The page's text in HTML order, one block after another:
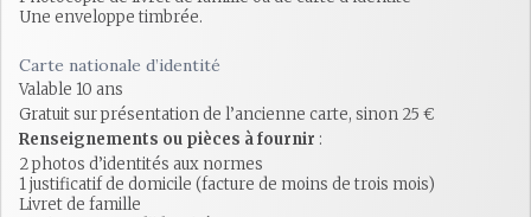
Une enveloppe timbrée.
Carte nationale d’identité
Valable 10 ans
Gratuit sur présentation de l’ancienne carte, sinon 25 €
Renseignements ou pièces à fournir :
2 photos d’identités aux normes
1 justificatif de domicile (facture de moins de trois mois)
Livret de famille